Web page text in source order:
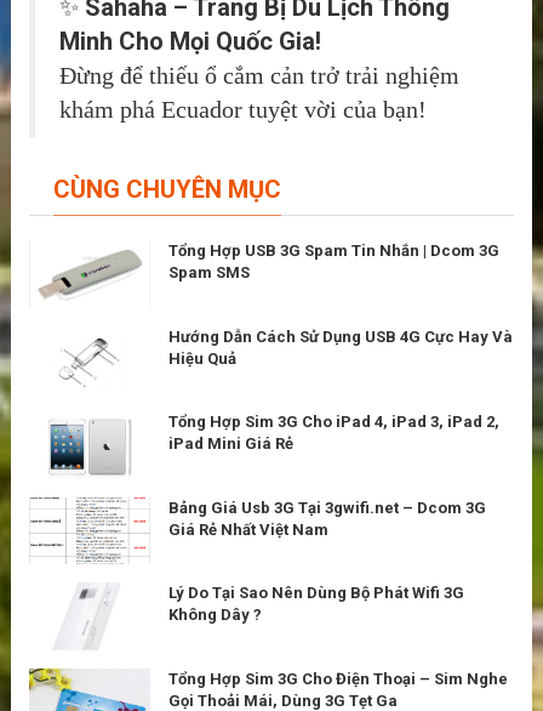
✨ Sahaha – Trang Bị Du Lịch Thông
Minh Cho Mọi Quốc Gia!
Đừng để thiếu ổ cắm cản trở trải nghiệm
khám phá Ecuador tuyệt vời của bạn!
CÙNG CHUYÊN MỤC
Tổng Hợp USB 3G Spam Tin Nhắn | Dcom 3G
Spam SMS
Hướng Dẫn Cách Sử Dụng USB 4G Cực Hay Và
Hiệu Quả
Tổng Hợp Sim 3G Cho iPad 4, iPad 3, iPad 2,
iPad Mini Giá Rẻ
Bảng Giá Usb 3G Tại 3gwifi.net – Dcom 3G
Giá Rẻ Nhất Việt Nam
Lý Do Tại Sao Nên Dùng Bộ Phát Wifi 3G
Không Dây ?
Tổng Hợp Sim 3G Cho Điện Thoại – Sim Nghe
Gọi Thoải Mái, Dùng 3G Tẹt Ga